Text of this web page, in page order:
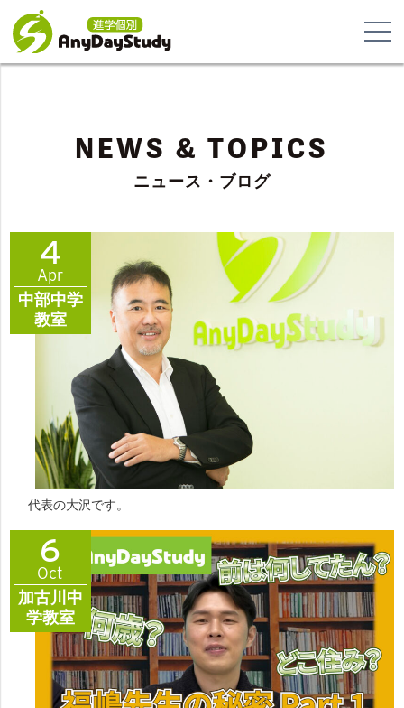
NEWS & TOPICS
ニュース・ブログ
4
Apr
中部中学
教室
代表の大沢です。
6
Oct
加古川中
学教室